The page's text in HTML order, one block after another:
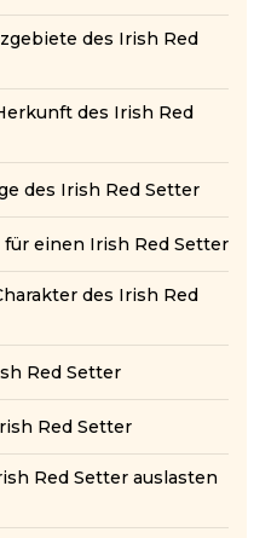
des Irish Red
des Irish Red
des Irish Red Setter
einen Irish Red Setter
des Irish Red
Red Setter
Red Setter
Red Setter auslasten